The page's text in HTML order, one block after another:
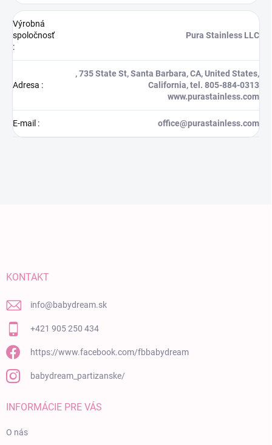
Výrobná
spoločnosť
:
Pura Stainless LLC
Adresa :
, 735 State St, Santa Barbara, CA, United States,
California, tel. 805-884-0313
www.purastainless.com
E-mail : office@purastainless.com
KONTAKT
info@babydream.sk
+421 905 250 434
https://www.facebook.com/fbbabydream
babydream_partizanske/
INFORMÁCIE PRE VÁS
O nás